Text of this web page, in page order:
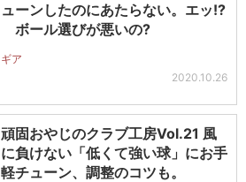
ューンしたのにあたらない。エッ!?
ボール選びが悪いの?
ギア
2020.10.26
頑固おやじのクラブ工房Vol.21 風
に負けない「低くて強い球」にお手
軽チューン、調整のコツも。